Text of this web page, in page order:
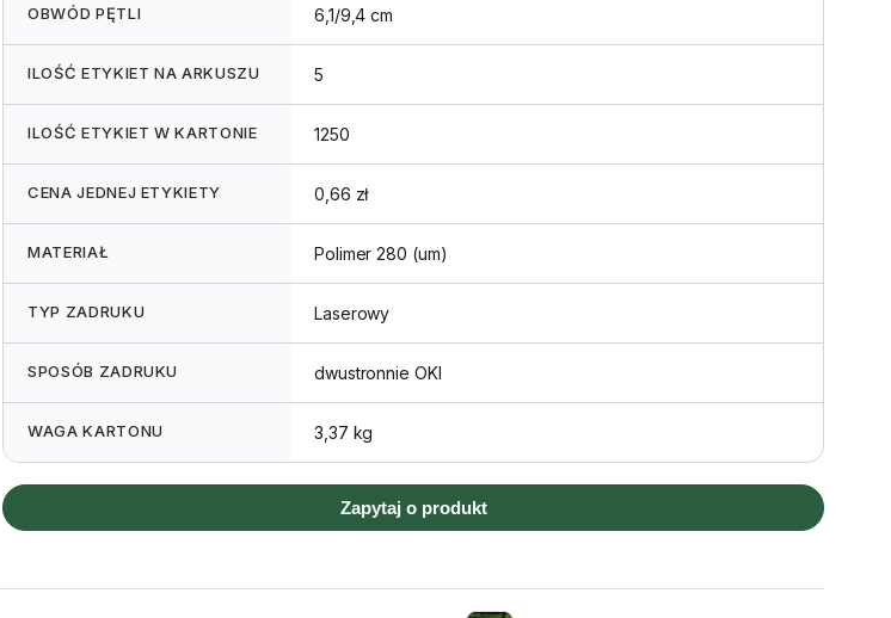
OBWÓD PĘTLI 6,1/9,4 cm
ILOŚĆ ETYKIET NA ARKUSZU 5
ILOŚĆ ETYKIET W KARTONIE 1250
CENA JEDNEJ ETYKIETY 0,66 zł
MATERIAŁ Polimer 280 (um)
TYP ZADRUKU Laserowy
SPOSÓB ZADRUKU dwustronnie OKI
WAGA KARTONU 3,37 kg
Zapytaj o produkt